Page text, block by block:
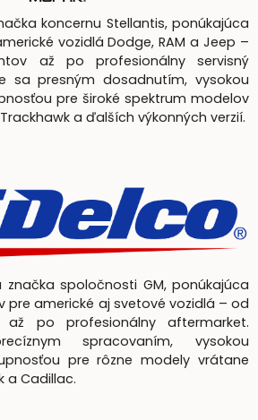
koncernu Stellantis, ponúkajúca
vozidlá Dodge, RAM a Jeep –
až po profesionálny servisný
sa presným dosadnutím, vysokou
pre široké spektrum modelov
a ďalších výkonných verzií.
značka spoločnosti GM, ponúkajúca
pre americké aj svetové vozidlá – od
až po profesionálny aftermarket.
spracovaním, vysokou
pre rôzne modely vrátane
a Cadillac.